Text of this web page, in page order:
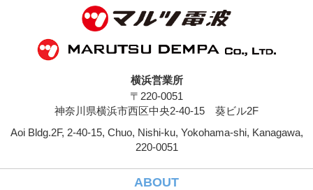
横浜営業所
〒220-0051
神奈川県横浜市西区中央2-40-15 葵ビル2F
Aoi Bldg.2F, 2-40-15, Chuo, Nishi-ku, Yokohama-shi, Kanagawa,
220-0051
ABOUT